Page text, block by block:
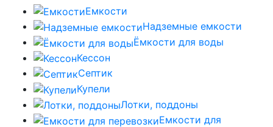
Емкости
Надземные емкости
Ёмкости для воды
Кессон
Септик
Купели
Лотки, поддоны
Емкости для